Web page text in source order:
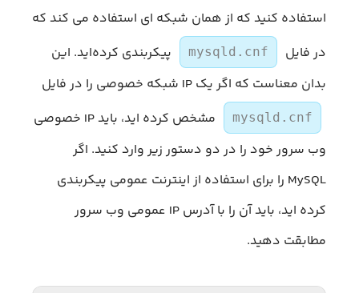
استفاده کنید که از همان شبکه ای استفاده می کند که
در فایل
mysqld.cnf
پیکربندی کرده‌اید. این
بدان معناست که اگر یک IP شبکه خصوصی را در فایل
mysqld.cnf
مشخص کرده اید، باید IP خصوصی
وب سرور خود را در دو دستور زیر وارد کنید. اگر
MySQL را برای استفاده از اینترنت عمومی پیکربندی
کرده اید، باید آن را با آدرس IP عمومی وب سرور
مطابقت دهید.